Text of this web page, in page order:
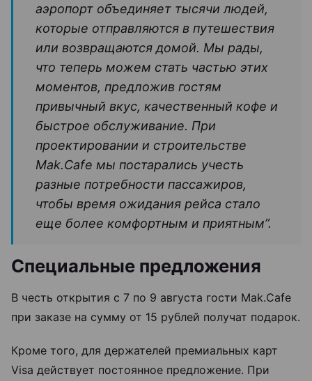
аэропорт объединяет тысячи людей,
которые отправляются в путешествия
или возвращаются домой. Мы рады,
что теперь можем стать частью этих
моментов, предложив гостям
привычный вкус, качественный кофе и
быстрое обслуживание. При
проектировании и строительстве
Mak.Cafe мы постарались учесть
разные потребности пассажиров,
чтобы время ожидания рейса стало
еще более комфортным и приятным”.
Специальные предложения
В честь открытия с 7 по 9 августа гости Mak.Cafe
при заказе на сумму от 15 рублей получат подарок.
Кроме того, для держателей премиальных карт
Visa действует постоянное предложение. При